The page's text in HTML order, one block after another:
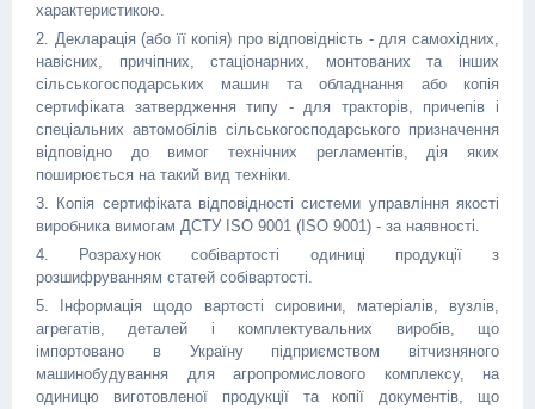
характеристикою.
2. Декларація (або її копія) про відповідність - для самохідних,
навісних, причіпних, стаціонарних, монтованих та інших
сільськогосподарських машин та обладнання або копія
сертифіката затвердження типу - для тракторів, причепів і
спеціальних автомобілів сільськогосподарського призначення
відповідно до вимог технічних регламентів, дія яких
поширюється на такий вид техніки.
3. Копія сертифіката відповідності системи управління якості
виробника вимогам ДСТУ ISO 9001 (ISO 9001) - за наявності.
4. Розрахунок собівартості одиниці продукції з
розшифруванням статей собівартості.
5. Інформація щодо вартості сировини, матеріалів, вузлів,
агрегатів, деталей і комплектувальних виробів, що
імпортовано в Україну підприємством вітчизняного
машинобудування для агропромислового комплексу, на
одиницю виготовленої продукції та копії документів, що